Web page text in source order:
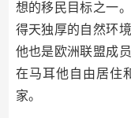
想的移民目标之一
得天独厚的自然环
他也是欧洲联盟成
在马耳他自由居住
家。